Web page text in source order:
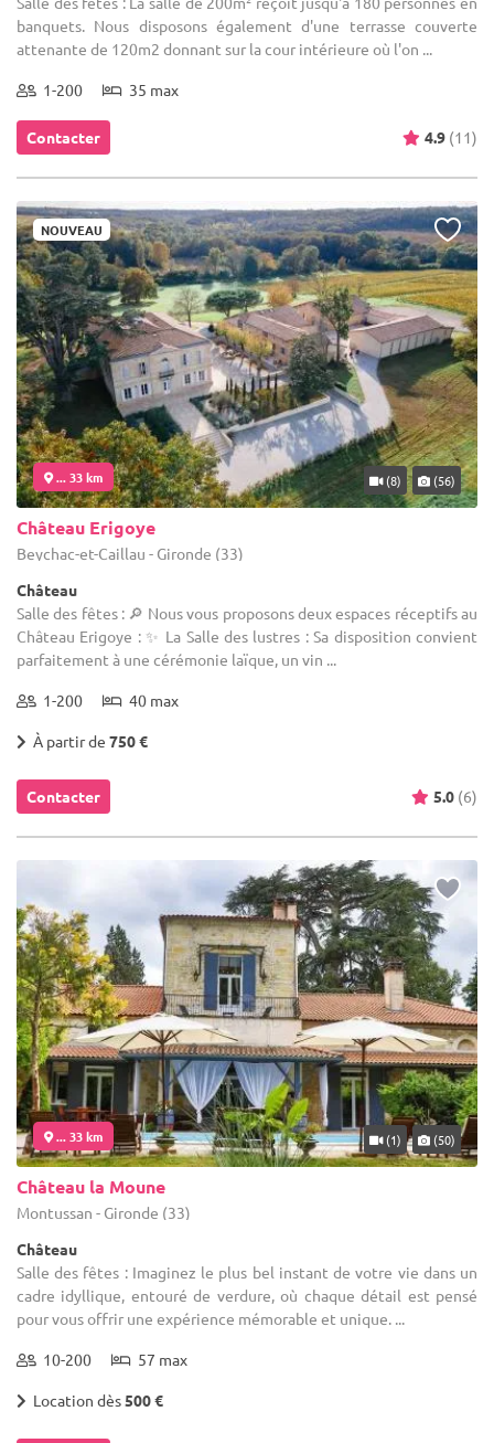
banquets. Nous disposons également d'une terrasse couverte
attenante de 120m2 donnant sur la cour intérieure où l'on ...
1-200 35 max
Contacter 4.9 (11)
NOUVEAU
... 33 km (8) (56)
Château Erigoye
Beychac-et-Caillau - Gironde (33)
Château
Salle des fêtes : 🔎 Nous vous proposons deux espaces réceptifs au
Château Erigoye : ✨ La Salle des lustres : Sa disposition convient
parfaitement à une cérémonie laïque, un vin ...
1-200 40 max
À partir de 750 €
Contacter 5.0 (6)
... 33 km (1) (50)
Château la Moune
Montussan - Gironde (33)
Château
Salle des fêtes : Imaginez le plus bel instant de votre vie dans un
cadre idyllique, entouré de verdure, où chaque détail est pensé
pour vous offrir une expérience mémorable et unique. ...
10-200 57 max
Location dès 500 €